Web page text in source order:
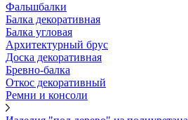
Фальшбалки
Балка декоративная
Балка угловая
Архитектурный брус
Доска декоративная
Бревно-балка
Откос декоративный
Ремни и консоли